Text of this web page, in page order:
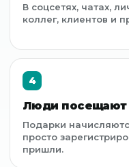
В соцсетях, чатах,
коллег, клиентов и
4
Люди посещают
Подарки
просто
пришли.